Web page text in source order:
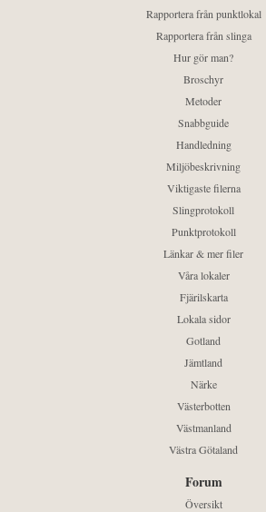
Rapportera från punktlokal
Rapportera från slinga
Hur gör man?
Broschyr
Metoder
Snabbguide
Handledning
Miljöbeskrivning
Viktigaste filerna
Slingprotokoll
Punktprotokoll
Länkar & mer filer
Våra lokaler
Fjärilskarta
Lokala sidor
Gotland
Jämtland
Närke
Västerbotten
Västmanland
Västra Götaland
Forum
Översikt